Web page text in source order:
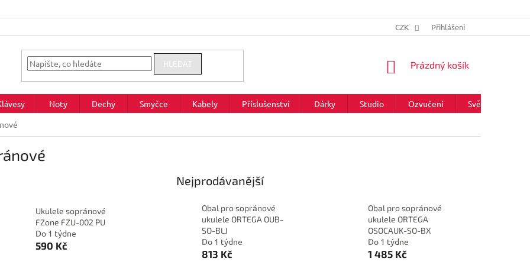
CZK Přihlášení
HLEDAT
NÁKUPNÍ
Prázdný košík
Noty Dechy Smyčce Kabely Příslušenství Dárky Studio Ozvučení Světla
Nejprodávanější
Ukulele sopránové
FZone FZU-002 PU
Do 1 týdne
590 Kč
Obal pro sopránové
ukulele ORTEGA OUB-
SO-BLJ
Do 1 týdne
813 Kč
Obal pro sopránové
ukulele ORTEGA
OSOCAUK-SO-BX
Do 1 týdne
1 485 Kč